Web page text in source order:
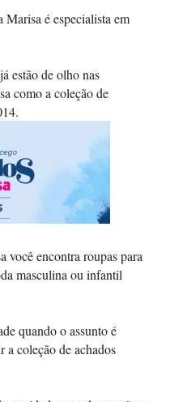
Marisa é especialista em
estão de olho nas
como a coleção de
você encontra roupas para
masculina ou infantil
quando o assunto é
a coleção de achados